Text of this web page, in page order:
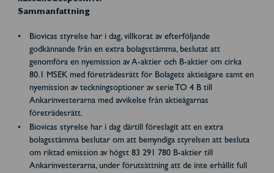
Sammanfattning
Biovicas styrelse har i dag, villkorat av efterföljande
godkännande från en extra bolagsstämma, beslutat att
genomföra en nyemission av A-aktier och B-aktier om cirka
80.1 MSEK med företrädesrätt för Bolagets aktieägare samt en
nyemission av teckningsoptioner av serie TO 4 B till
Ankarinvesterarna med avvikelse från aktieägarnas
företrädesrätt.
Biovicas styrelse har i dag därtill föreslagit att en extra
bolagsstämma beslutar om att bemyndiga styrelsen att besluta
om riktad emission av högst 83 291 780 B-aktier till
Ankarinvesterarna, under förutsättning att de inte erhållit full